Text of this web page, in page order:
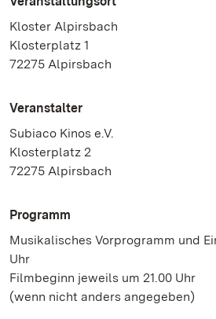
Kloster Alpirsbach
Klosterplatz 1
72275 Alpirsbach
Veranstalter
Subiaco Kinos e.V.
Klosterplatz 2
72275 Alpirsbach
Programm
Musikalisches Vorprogramm und
Uhr
Filmbeginn jeweils um 21.00 Uhr
(wenn nicht anders angegeben)